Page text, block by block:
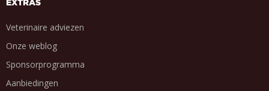
EXTRAS
Veterinaire adviezen
Onze weblog
Sponsorprogramma
Aanbiedingen